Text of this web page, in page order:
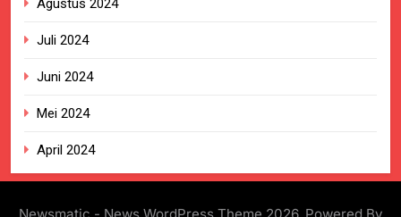
Juli 2024
Juni 2024
Mei 2024
April 2024
Newsmatic - News WordPress Theme 2026. Powered By